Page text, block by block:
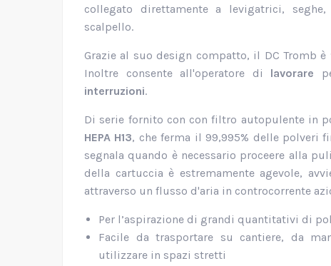
collegato direttamente a levigatrici,
scalpello.
Grazie al suo design compatto, il DC Tromb è
Inoltre consente all'operatore di lavorare
interruzioni.
Di serie fornito con con filtro autopulente in
HEPA H13, che ferma il 99,995% delle polveri
segnala quando è necessario proceere alla
della cartuccia è estremamente agevole,
attraverso un flusso d'aria in controcorrente
Per l’aspirazione di grandi quantitativi di
Facile da trasportare su cantiere, da
utilizzare in spazi stretti